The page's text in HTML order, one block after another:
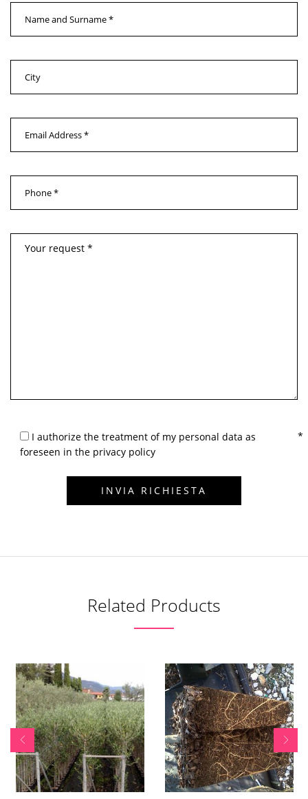
I authorize the treatment of my personal data as
foreseen in the privacy policy
Related Products